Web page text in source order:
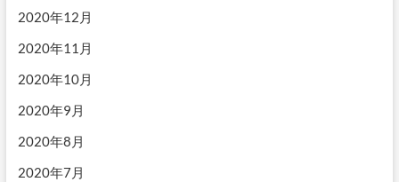
2020年12月
2020年11月
2020年10月
2020年9月
2020年8月
2020年7月